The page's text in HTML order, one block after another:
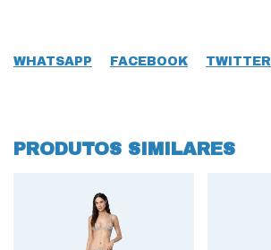
WHATSAPP FACEBOOK TWITTER
PRODUTOS SIMILARES